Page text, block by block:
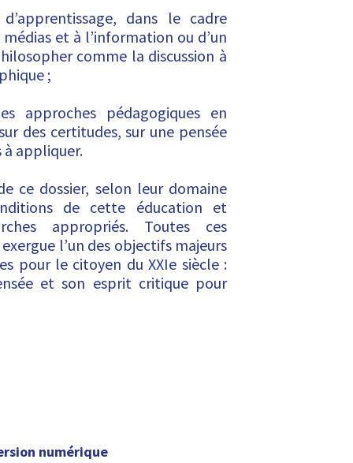
dans le cadre
et à l’information ou d’un
comme la discussion à
;
approches pédagogiques en
des certitudes, sur une pensée
appliquer.
ce dossier, selon leur domaine
de cette éducation et
appropriés. Toutes ces
l’un des objectifs majeurs
pour le citoyen du XXIe siècle :
et son esprit critique pour
numérique